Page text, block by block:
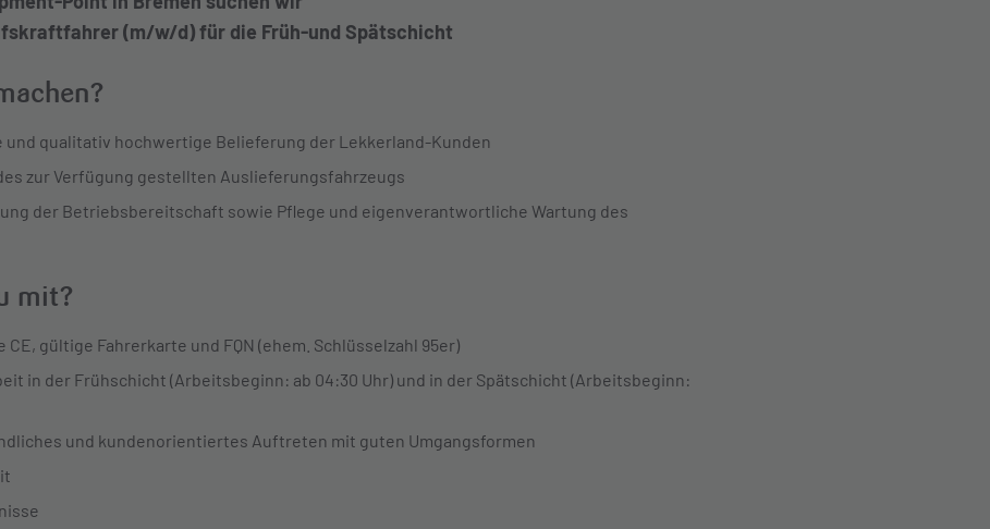
(m/w/d)für die Früh-und Spätschicht
und qualitativ hochwertige Belieferung der Lekkerland-Kunden
zur Verfügung gestellten Auslieferungsfahrzeugs
der Betriebsbereitschaft sowie Pflege und eigenverantwortliche Wartung des
mit?
gültige Fahrerkarte und FQN (ehem. Schlüsselzahl 95er)
in der Frühschicht (Arbeitsbeginn: ab 04:30 Uhr) und in der Spätschicht (Arbeitsbeginn:
und kundenorientiertes Auftreten mit guten Umgangsformen